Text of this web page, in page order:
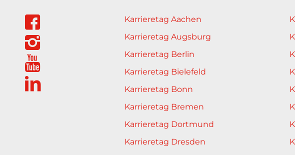
Karrieretag Aachen
Karrieretag Augsburg
Karrieretag Berlin
Karrieretag Bielefeld
Karrieretag Bonn
Karrieretag Bremen
Karrieretag Dortmund
Karrieretag Dresden